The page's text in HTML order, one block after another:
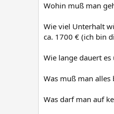
Wohin muß man
Wie viel Unterhalt
ca. 1700 € (ich bin
Wie lange dauert
Was muß man alles
Was darf man auf